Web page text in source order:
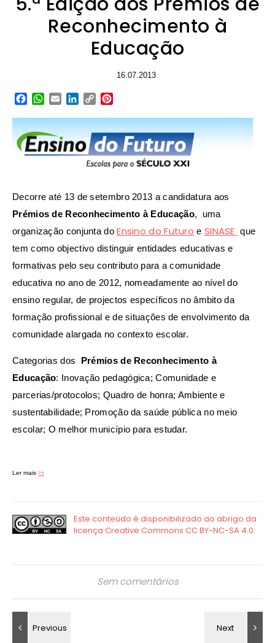
Reconhecimento à
Educação
16.07.2013
Facebook
WhatsApp
EmailLinkedIn
Copy
Decorre até 13 de setembro 2013 a candidatura aos
Prémios de Reconhecimento à Educação, uma
organização conjunta doEnsino do Futuro e SINASE que
tem como objectivo distinguir entidades educativas e
formativas pelo seu contributo para a comunidade
educativa no ano de 2012, nomeadamente ao nível do
ensino regular, de projectos específicos no âmbito da
formação profissional e de situações de envolvimento da
comunidade alargada no contexto escolar.
Categorias dos Prémios de Reconhecimento à
Educação: Inovação pedagógica; Comunidade e
parcerias/protocolos; Quadro de honra; Ambiente e
sustentabilidade; Promoção da saúde pública no meio
escolar; O melhor município para estudar.
Ler mais >>
Sem comentários